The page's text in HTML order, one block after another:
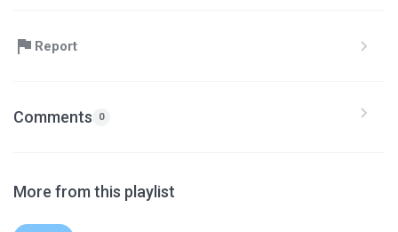
Report
Comments 0
More from this playlist